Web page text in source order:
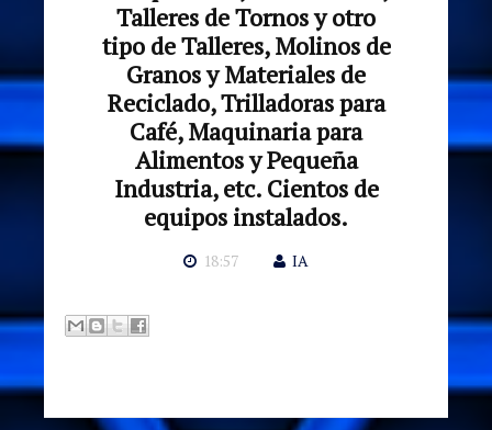
Talleres de Tornos y otro
tipo de Talleres, Molinos de
Granos y Materiales de
Reciclado, Trilladoras para
Café, Maquinaria para
Alimentos y Pequeña
Industria, etc. Cientos de
equipos instalados.
18:57 IA